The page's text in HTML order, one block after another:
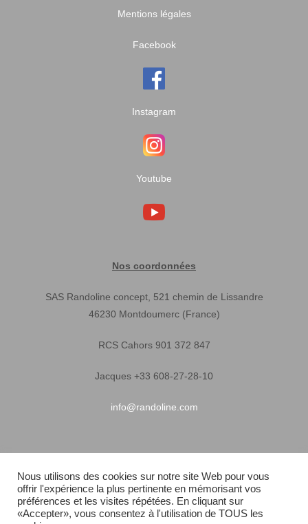
Mentions légales
Facebook
Instagram
Youtube
Nos coordonnées
SAS Randoline concept, 521 chemin de Lissandre
46230 Montdoumerc (France)
RCS Cahors 901 372 847
Jacques +33 608-27-28-10
info@randoline.com
Garantie matériel
Conditions générales de vente
Nous utilisons des cookies sur notre site Web pour vous
offrir l'expérience la plus pertinente en mémorisant vos
préférences et les visites répétées. En cliquant sur
«Accepter», vous consentez à l'utilisation de TOUS les